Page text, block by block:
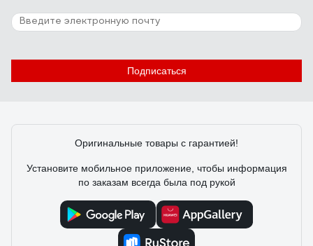
я, это просто находка.
Отзыв о сварочном инверторе Start
ArcLine Х220
Илья 17.01.2023
Подписаться
Оригинальные товары с гарантией!
Установите мобильное приложение, чтобы информация
по заказам всегда была под рукой